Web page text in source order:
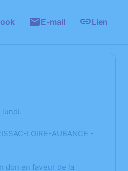
E-mail Lien
lundi.
LOIRE-AUBANCE -
don en faveur de la